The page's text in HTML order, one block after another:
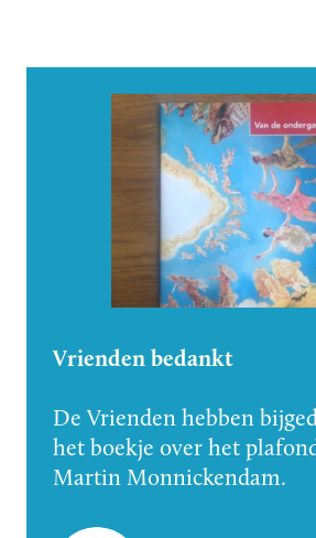
Vrienden bedankt
De Vrienden hebben
het boekje over het
Martin Monnickendam.